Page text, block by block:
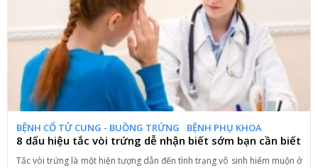
BỆNH CỔ TỬ CUNG - BUỒNG TRỨNG BỆNH PHỤ KHOA
8 dấu hiệu tắc vòi trứng dễ nhận biết sớm bạn cần biết
Tắc vòi trứng là một hiện tượng dẫn đến tình trạng vô sinh hiếm muộn ở